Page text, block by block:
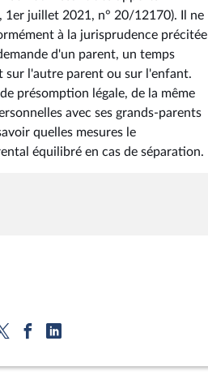
1er juillet 2021, n° 20/12170). Il ne
à la jurisprudence précitée
d'un parent, un temps
sur l'autre parent ou sur l'enfant.
présomption légale, de la même
avec ses grands-parents
quelles mesures le
équilibré en cas de séparation.